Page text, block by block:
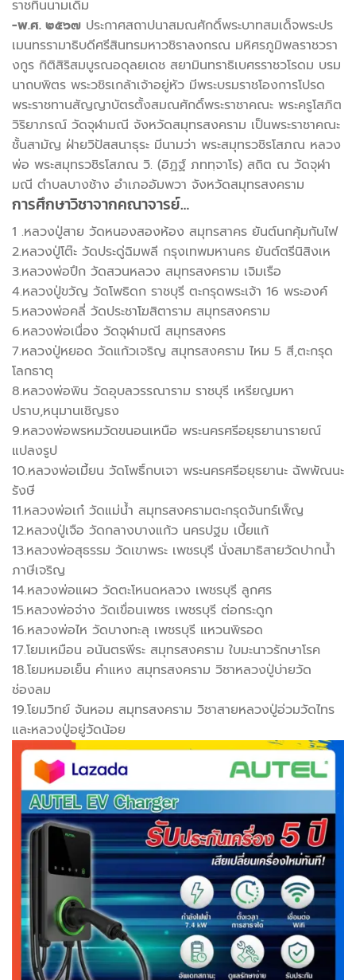
ราชทินนามเดิม
-พ.ศ. ๒๕๖๗ ประกาศสถาปนาสมณศักดิ์พระบาทสมเด็จพระปร
เมนทรรามาธิบดีศรีสินทรมหาวชิราลงกรณ มหิศรภูมิพลราชวรา
งกูร กิติสิริสมบูรณอดุลยเดช สยามินทราธิเบศรราชวโรดม บรม
นาถบพิตร พระวชิรเกล้าเจ้าอยู่หัว มีพระบรมราชโองการโปรด
พระราชทานสัญญาบัตรตั้งสมณศักดิ์พระราชาคณะ พระครูโสภิต
วิริยาภรณ์ วัดจุฬามณี จังหวัดสมุทรสงคราม เป็นพระราชาคณะ
ชั้นสามัญ ฝ่ายวิปัสสนาธุระ มีนามว่า พระสมุทรวชิรโสภณ หลวง
พ่อ พระสมุทรวชิรโสภณ วิ. (อิฏฐ์ ภททฺจาโร) สถิต ณ วัดจุฬา
มณี ตำบลบางช้าง อำเภออัมพวา จังหวัดสมุทรสงคราม
การศึกษาวิชาจากคณาจารย์…
1 .หลวงปู่สาย วัดหนองสองห้อง สมุทรสาคร ยันต์นกคุ้มกันไฟ
2.หลวงปู่โต๊ะ วัดประดู่ฉิมพลี กรุงเทพมหานคร ยันต์ตรีนิสิงเห
3.หลวงพ่อปึก วัดสวนหลวง สมุทรสงคราม เจิมเรือ
4.หลวงปู่ขวัญ วัดโพธิดก ราชบุรี ตะกรุดพระเจ้า 16 พระองค์
5.หลวงพ่อคลี่ วัดประชาโฆสิตาราม สมุทรสงคราม
6.หลวงพ่อเนื่อง วัดจุฬามณี สมุทรสงคร
7.หลวงปู่หยอด วัดแก้วเจริญ สมุทรสงคราม ไหม 5 สี,ตะกรุด
โลกธาตุ
8.หลวงพ่อพิน วัดอุบลวรรณาราม ราชบุรี เหรียญมหา
ปราบ,หนุมานเชิญธง
9.หลวงพ่อพรหมวัดขนอนเหนือ พระนครศรีอยุธยานารายณ์
แปลงรูป
10.หลวงพ่อเมี้ยน วัดโพธิ์กบเจา พระนครศรีอยุธยานะ ฉัพพัณนะ
รังษี
11.หลวงพ่อเก๋ วัดแม่น้ำ สมุทรสงครามตะกรุดจันทร์เพ็ญ
12.หลวงปู่เจือ วัดกลางบางแก้ว นครปฐม เบี้ยแก้
13.หลวงพ่อสุธรรม วัดเขาพระ เพชรบุรี นั่งสมาธิสายวัดปากน้ำ
ภาษีเจริญ
14.หลวงพ่อแผว วัดตะโหนดหลวง เพชรบุรี ลูกศร
15.หลวงพ่อจ่าง วัดเขื่อนเพชร เพชรบุรี ต่อกระดูก
16.หลวงพ่อไห วัดบางทะลุ เพชรบุรี แหวนพิรอด
17.โยมเหมือน อนันตรพีระ สมุทรสงคราม ใบมะนาวรักษาโรค
18.โยมหมอเย็น คำแหง สมุทรสงคราม วิชาหลวงปู่บ่ายวัด
ช่องลม
19.โยมวิทย์ จันหอม สมุทรสงคราม วิชาสายหลวงปู่อ่วมวัดไทร
และหลวงปู่อยู่วัดน้อย